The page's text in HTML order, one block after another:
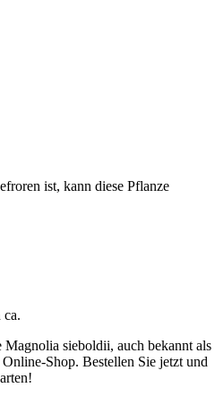
ist, kann diese Pflanze
ca.
sieboldii, auch bekannt als
Shop. Bestellen Sie jetzt und